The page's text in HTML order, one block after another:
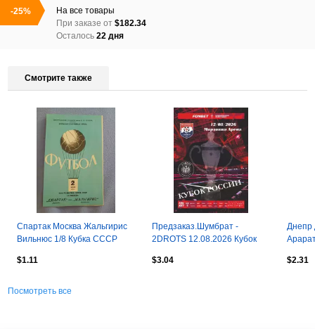
-25%
На все товары
При заказе от $182.34
Осталось 22 дня
Смотрите также
Спартак Москва Жальгирис
Вильнюс 1/8 Кубка СССР
$1.11
Предзаказ.Шумбрат -
2DROTS 12.08.2026 Кубок
$3.04
Днепр
$2.31
Посмотреть все